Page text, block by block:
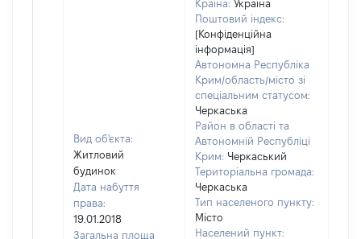
Вид об'єкта:
Житловий
будинок
Дата набуття
права:
19.01.2018
Загальна площа
Країна: Україна
Поштовий індекс:
[Конфіденційна
інформація]
Автономна Республіка
Крим/область/місто зі
спеціальним статусом:
Черкаська
Район в області та
Автономній Республіці
Крим: Черкаський
Територіальна громада:
Черкаська
Тип населеного пункту:
Місто
Населений пункт: